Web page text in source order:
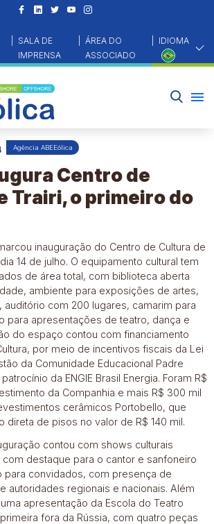
SALA DE
IMPRENSA
ÁREA DO
ASSOCIADO
IDIOMA
ABEEÓLICA
CULTURA DE TRAIRI, O PRIMEIRO DO CEARÁ
Agência ABEEólica
Centro de
Trairi, o primeiro do
inauguração do Centro de Cultura de
14 de julho. O equipamento cultural tem
de área total, com biblioteca aberta
ambiente para exposições de artes,
auditório com 200 lugares, camarim para
para apresentações de teatro, dança e
do espaço contou com financiamento
por meio de incentivos fiscais da Lei
da Comunidade Educacional Padre
da ENGIE Brasil Energia. Foram R$
da Companhia e mais R$ 300 mil
cerâmicos Portobello, que
direta de pisos no valor de R$ 140 mil.
contou com shows culturais
destaque para o cantor e sanfoneiro
para convidados, com presença de
autoridades regionais e nacionais. Além
apresentação da Escola do Teatro
fora da Rússia, com quatro peças